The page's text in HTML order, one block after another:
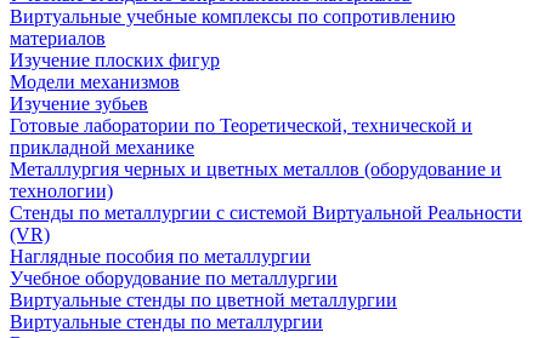
Виртуальные учебные комплексы по сопротивлению
материалов
Изучение плоских фигур
Модели механизмов
Изучение зубьев
Готовые лаборатории по Теоретической, технической и
прикладной механике
Металлургия черных и цветных металлов (оборудование и
технологии)
Cтенды по металлургии с системой Виртуальной Реальности
(VR)
Наглядные пособия по металлургии
Учебное оборудование по металлургии
Виртуальные стенды по цветной металлургии
Виртуальные стенды по металлургии